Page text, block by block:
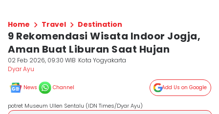
Home Travel Destination
9 Rekomendasi Wisata Indoor Jogja,
Aman Buat Liburan Saat Hujan
02 Feb 2026, 09:30 WIB Kota Yogyakarta
Dyar Ayu
News Channel Add Us on Google
potret Museum Ullen Sentalu (IDN Times/Dyar Ayu)